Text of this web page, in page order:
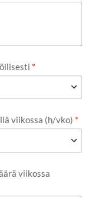
*
viikossa (h/vko) *
viikossa